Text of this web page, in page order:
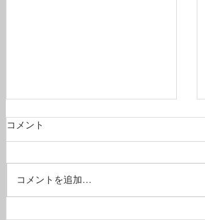
ビジネスオーナーの仕事と介
コメント
コメントを追加…